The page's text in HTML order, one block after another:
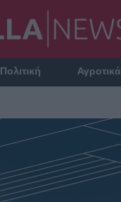
Πολιτική Αγροτικά